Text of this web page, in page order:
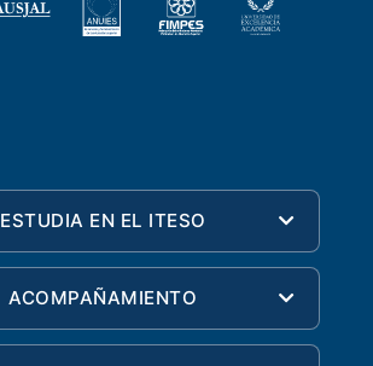
ESTUDIA EN EL ITESO
ACOMPAÑAMIENTO